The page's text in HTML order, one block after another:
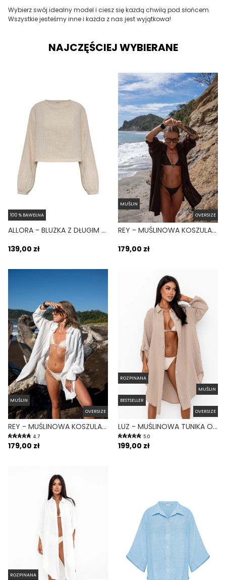
Wybierz swój idealny model i ciesz się każdą chwilą pod słońcem.
Wszystkie jesteśmy inne i każda z nas jest wyjątkowa!
NAJCZĘŚCIEJ WYBIERANE
100 % BAWEŁNA
ALLORA - BLUZKA Z DŁUGIM RĘKAWEM TYPU CROP TOP OVERSIZE BEŻOWY
139,00 zł
MUŚLIN
OVERSIZE
REY - MUŚLINOWA KOSZULA OVERSIZE CZEKOLADOWA
179,00 zł
MUŚLIN
OVERSIZE
REY - MUŚLINOWA KOSZULA OVERSIZE BIAŁA
4.7
179,00 zł
ROZPINANA
MUŚLIN
BESTSELLER
OVERSIZE
LUZ - MUŚLINOWA TUNIKA OVERSIZE NA GUZIKI PIASKOWA
5.0
199,00 zł
ROZPINANA